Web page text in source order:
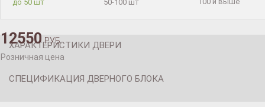
до 50 шт 50-100 шт
12550 РУБ.
Розничная цена
ХАРАКТЕРИСТИКИ ДВЕРИ
СПЕЦИФИКАЦИЯ ДВЕРНОГО БЛОКА